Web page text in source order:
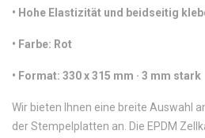
• Hohe Elastizität und beidseitig
• Farbe: Rot
• Format: 330 x 315 mm · 3 mm stark
Wir bieten Ihnen eine breite Auswahl
der Stempelplatten an. Die EPDM